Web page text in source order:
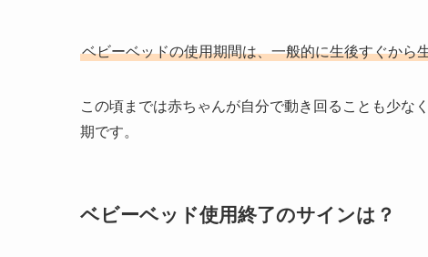
ベビーベッドの使用期間は、一般的に生後すぐから
この頃までは赤ちゃんが自分で動き回ることも少な
期です。
ベビーベッド使用終了のサインは？